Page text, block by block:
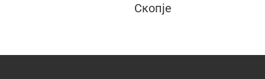
Скопје